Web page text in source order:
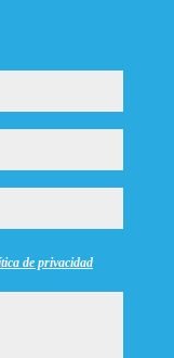
de privacidad